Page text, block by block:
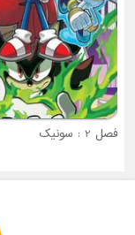
فصل 2 : سونیک